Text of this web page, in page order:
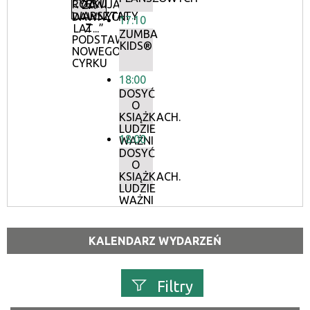
CYRKU
ROZWIJAJĄCE
WARSZTATY
Z
PODSTAW
NOWEGO
CYRKU
ZA
DAWNYCH
LAT...”
17:10
ZUMBA
KIDS®
18:00
DOSYĆ
O
KSIĄŻKACH.
LUDZIE
WAŻNI
18:00
DOSYĆ
O
KSIĄŻKACH.
LUDZIE
WAŻNI
KALENDARZ WYDARZEŃ
Filtry